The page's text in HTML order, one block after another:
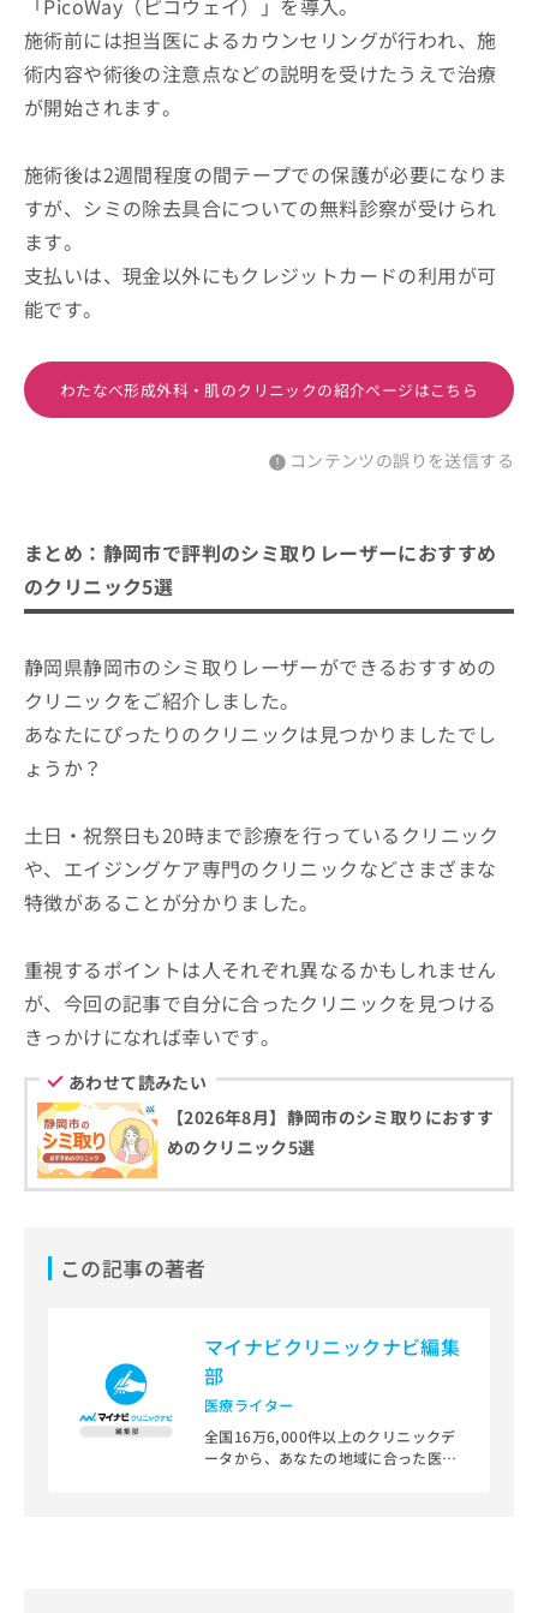
「PicoWay（ピコウェイ）」を導入。
施術前には担当医によるカウンセリングが行われ、施
術内容や術後の注意点などの説明を受けたうえで治療
が開始されます。
施術後は2週間程度の間テープでの保護が必要になりま
すが、シミの除去具合についての無料診察が受けられ
ます。
支払いは、現金以外にもクレジットカードの利用が可
能です。
わたなべ形成外科・肌のクリニックの紹介ページはこちら
コンテンツの誤りを送信する
まとめ：静岡市で評判のシミ取りレーザーにおすすめ
のクリニック5選
静岡県静岡市のシミ取りレーザーができるおすすめの
クリニックをご紹介しました。
あなたにぴったりのクリニックは見つかりましたでし
ょうか？
土日・祝祭日も20時まで診療を行っているクリニック
や、エイジングケア専門のクリニックなどさまざまな
特徴があることが分かりました。
重視するポイントは人それぞれ異なるかもしれません
が、今回の記事で自分に合ったクリニックを見つける
きっかけになれば幸いです。
あわせて読みたい
【2026年8月】静岡市のシミ取りにおすす
めのクリニック5選
この記事の著者
マイナビクリニックナビ編集
部
医療ライター
全国16万6,000件以上のクリニックデ
ータから、あなたの地域に合った医療